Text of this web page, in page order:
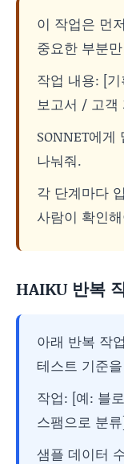
이 작업은 먼
중요한 부분
작업 내용: [
보고서 / 고객
SONNET에게
나눠줘.
각 단계마다
사람이 확인
HAIKU 반복
아래 반복 작
테스트 기준
작업: [예: 블
스팸으로 분
샘플 데이터